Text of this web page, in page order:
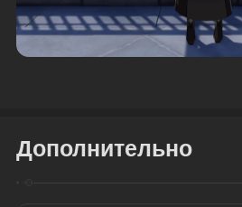
Дополнительно